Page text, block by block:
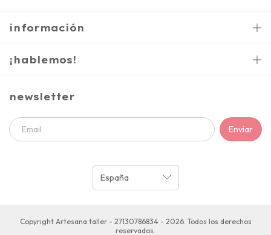
información
¡hablemos!
newsletter
Copyright Artesana taller - 27130786834 - 2026. Todos los derechos
reservados.